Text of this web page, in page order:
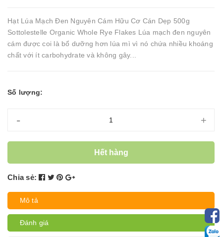
Hạt Lúa Mạch Đen Nguyên Cám Hữu Cơ Cán Dẹp 500g
Sottolestelle Organic Whole Rye Flakes Lúa mạch đen nguyên
cám được coi là bổ dưỡng hơn lúa mì vì nó chứa nhiều khoáng
chất với ít carbohydrate và không gây...
Số lượng:
- +
Hết hàng
Chia sẻ:
Mô tả
Đánh giá